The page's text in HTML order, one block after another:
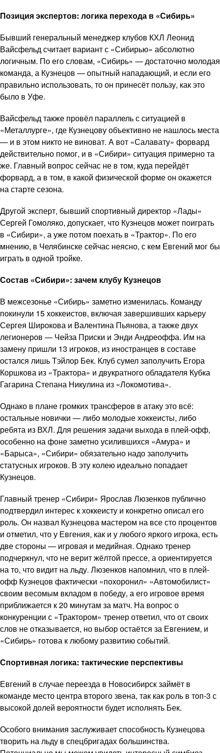
Позиция экспертов: логика перехода в «Сибирь»
Бывший генеральный менеджер клубов КХЛ Леонид
Вайсфельд считает вариант с «Сибирью» абсолютно
логичным. По его словам, «Сибирь» — достаточно молодая
команда, а Кузнецов — опытный нападающий, и если его
правильно использовать, то он принесёт пользу, как это
было в Уфе.
Вайсфельд также провёл параллель с ситуацией в
«Металлурге», где Кузнецову объективно не нашлось места
— и в этом никто не виноват. А вот «Салавату» форвард
действительно помог, и в «Сибири» ситуация примерно та
же. Главный вопрос сейчас не в том, куда перейдёт
форвард, а в том, в какой физической форме он окажется
на старте сезона.
Другой эксперт, бывший спортивный директор «Лады»
Сергей Гомоляко, допускает, что Кузнецов может поиграть
в «Сибири», а уже потом поехать в «Трактор». По его
мнению, в Челябинске сейчас неясно, с кем Евгений мог бы
играть в одной тройке.
Состав «Сибири»: зачем клубу Кузнецов
В межсезонье «Сибирь» заметно изменилась. Команду
покинули 15 хоккеистов, включая завершивших карьеру
Сергея Широкова и Валентина Пьянова, а также двух
легионеров — Чейза Приски и Энди Андреоффа. Им на
замену пришли 13 игроков, из иностранцев в составе
остался лишь Тэйлор Бек. Клуб сумел заполучить Егора
Коршкова из «Трактора» и двукратного обладателя Кубка
Гагарина Степана Никулина из «Локомотива».
Однако в плане громких трансферов в атаку это всё:
остальные новички — либо молодые хоккеисты, либо
ребята из ВХЛ. Для решения задачи выхода в плей-офф,
особенно на фоне заметно усилившихся «Амура» и
«Барыса», «Сибири» обязательно надо заполучить
статусных игроков. В эту колею идеально попадает
Кузнецов.
Главный тренер «Сибири» Ярослав Люзенков публично
подтвердил интерес к хоккеисту и конкретно описал его
роль. Он назвал Кузнецова мастером на все сто процентов
и отметил, что у Евгения, как и у любого яркого игрока, есть
две стороны — игровая и медийная. Однако тренер
подчеркнул, что не верит жёлтой прессе, а ориентируется
на то, что видит на льду. Люзенков напомнил, что в плей-
офф Кузнецов фактически «похоронил» «Автомобилист»
своим весомым вкладом в победу, а его игровое время
приближается к 20 минутам за матч. На вопрос о
конкуренции с «Трактором» тренер ответил, что от своих
слов не отказывается, но выбор остаётся за Евгением, и
«Сибирь» готова к любому развитию событий.
Спортивная логика: тактические перспективы
Евгений в случае переезда в Новосибирск займёт в
команде место центра второго звена, так как роль в топ-3 с
высокой долей вероятности будет исполнять Бек.
Особого внимания заслуживает способность Кузнецова
творить на льду в спецбригадах большинства.